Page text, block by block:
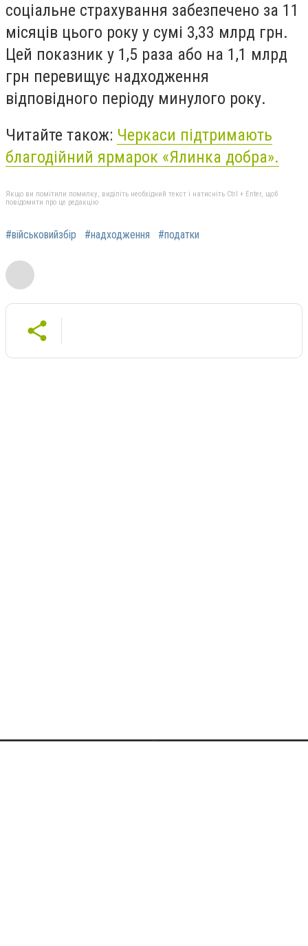
соціальне страхування забезпечено за 11
місяців цього року у сумі 3,33 млрд грн.
Цей показник у 1,5 раза або на 1,1 млрд
грн перевищує надходження
відповідного періоду минулого року.
Читайте також: Черкаси підтримають
благодійний ярмарок «Ялинка добра».
Якщо ви помітили помилку, виділіть необхідний текст і натисніть Ctrl + Enter, щоб
повідомити про це редакцію
#військовийзбір #надходження #податки